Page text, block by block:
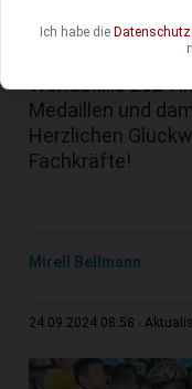
das Team
starke
WorldSkills 2024
Medaillen und
Herzlichen
Fachkräfte!
Mirell Bellmann
24.09.2024 08:58
Ich habe die